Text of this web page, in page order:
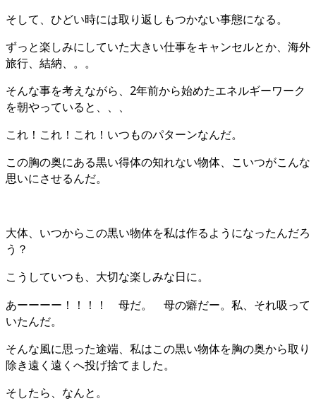
そして、ひどい時には取り返しもつかない事態になる。
ずっと楽しみにしていた大きい仕事をキャンセルとか、海外
旅行、結納、。。
そんな事を考えながら、2年前から始めたエネルギーワーク
を朝やっていると、、、
これ！これ！これ！いつものパターンなんだ。
この胸の奥にある黒い得体の知れない物体、こいつがこんな
思いにさせるんだ。
大体、いつからこの黒い物体を私は作るようになったんだろ
う？
こうしていつも、大切な楽しみな日に。
あーーーー！！！！ 母だ。 母の癖だー。私、それ吸って
いたんだ。
そんな風に思った途端、私はこの黒い物体を胸の奥から取り
除き遠く遠くへ投げ捨てました。
そしたら、なんと。